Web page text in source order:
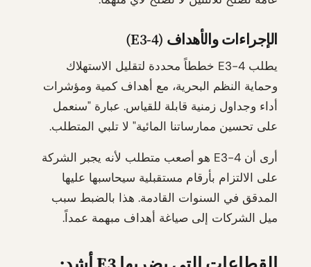
الإجراءات والأهداف (E3-4)
يطلب E3-4 خططاً محددة لتقليل الاستهلاك
وحماية النظم البحرية، مع أهداف كمية ومؤشرات
أداء وجداول زمنية قابلة للقياس. عبارة "سنعمل
على تحسين ممارساتنا المائية" لا تلبي المتطلب.
أرى أن E3-4 هو أصعب متطلب لأنه يجبر الشركة
على الالتزام بأرقام مستقبلية سيحاسبها عليها
المدقق في السنوات القادمة. هذا بالضبط سبب
ميل الشركات إلى صياغة أهداف مبهمة عمداً.